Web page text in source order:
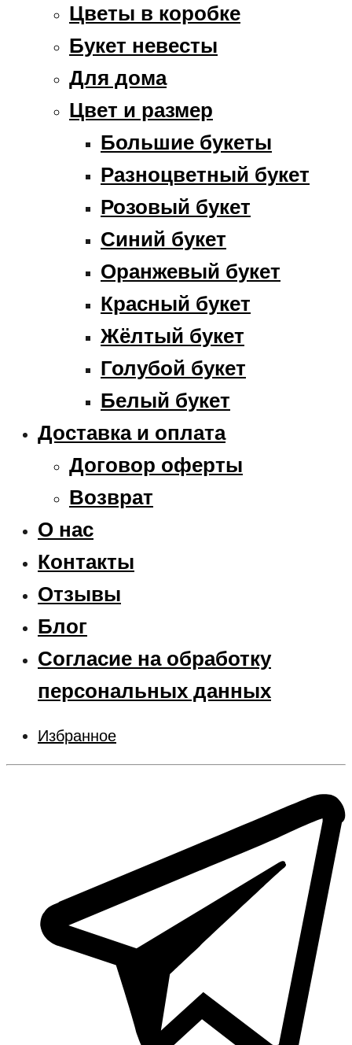
Цветы в коробке
Букет невесты
Для дома
Цвет и размер
Большие букеты
Разноцветный букет
Розовый букет
Синий букет
Оранжевый букет
Красный букет
Жёлтый букет
Голубой букет
Белый букет
Доставка и оплата
Договор оферты
Возврат
О нас
Контакты
Отзывы
Блог
Согласие на обработку
персональных данных
Избранное